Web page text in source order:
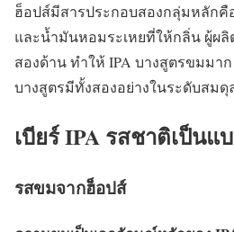
ฮ็อปส์มีสารประกอบสองกลุ่มหลัก
และน้ำมันหอมระเหยที่ให้กลิ่น ผู้ผลิ
สองด้าน ทำให้ IPA บางสูตรขมมา
บางสูตรมีทั้งสองอย่างในระดับสมดุ
เบียร์ IPA รสชาติเป็นแ
รสขมจากฮ็อปส์